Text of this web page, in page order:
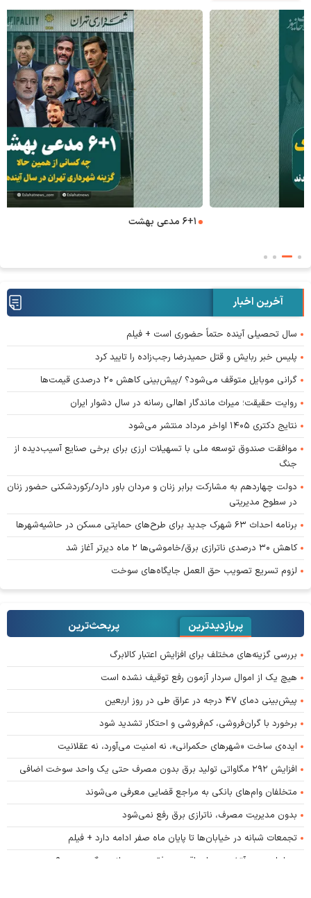
آخرین اخبار
سال تحصیلی آینده حتماً حضوری است + فیلم
پلیس خبر ربایش و قتل حمیدرضا رجب‌زاده را تایید کرد
گرانی موبایل متوقف می‌شود؟ /پیش‌بینی کاهش ۲۰ درصدی قیمت‌ها
روایت حقیقت؛ میراث ماندگار اهالی رسانه در سال دشوار ایران
نتایج دکتری ۱۴۰۵ اواخر مرداد منتشر می‌شود
موافقت صندوق توسعه ملی با تسهیلات ارزی برای برخی صنایع آسیب‌دیده از
جنگ
دولت چهاردهم به مشارکت برابر زنان و مردان باور دارد/رکوردشکنی حضور زنان
در سطوح مدیریتی
برنامه احداث ۶۳ شهرک جدید برای طرح‌های حمایتی مسکن در حاشیه‌شهرها
کاهش ۳۰ درصدی ناترازی برق/خاموشی‌ها ۲ ماه دیرتر آغاز شد
لزوم تسریع تصویب حق العمل جایگاه‌های سوخت
پربازدیدترین پربحث‌ترین‌
بررسی گزینه‌های مختلف برای افزایش اعتبار کالابرگ
هیچ یک از اموال سردار آزمون رفع توقیف نشده است
پیش‌بینی دمای ۴۷ درجه در عراق طی در روز اربعین
برخورد با گران‌فروشی، کم‌فروشی و احتکار تشدید شود
ایده‌ی ساخت «شهرهای حکمرانی»، نه امنیت می‌آورد، نه عقلانیت
افزایش ۲۹۲ مگاواتی تولید برق بدون مصرف حتی یک واحد سوخت اضافی
متخلفان وام‌های بانکی به مراجع قضایی معرفی می‌شوند
بدون مدیریت مصرف، ناترازی برق رفع نمی‌شود
تجمعات شبانه در خیابان‌ها تا پایان ماه صفر ادامه دارد + فیلم
دیپلماسی زیر آتش؛ معیار واقعی موفقیت در میانه جنگ چیست؟